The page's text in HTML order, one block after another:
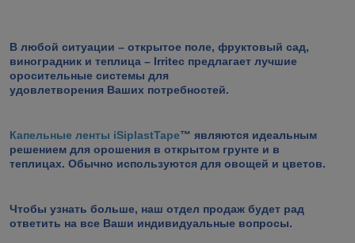
В любой ситуации – открытое поле, фруктовый сад,
виноградник и теплица – Irritec предлагает лучшие
оросительные системы для
удовлетворения Ваших потребностей.
Капельные ленты iSiplastTape™ являются идеальным
решением для орошения в открытом грунте и в
теплицах. Обычно используются для овощей и цветов.
Чтобы узнать больше, наш отдел продаж будет рад
ответить на все Ваши индивидуальные вопросы.